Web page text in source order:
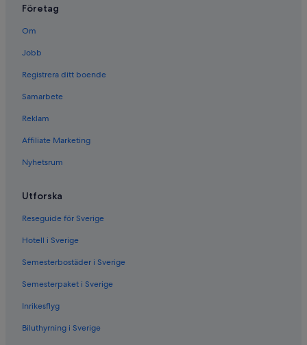
Företag
Om
Jobb
Registrera ditt boende
Samarbete
Reklam
Affiliate Marketing
Nyhetsrum
Utforska
Reseguide för Sverige
Hotell i Sverige
Semesterbostäder i Sverige
Semesterpaket i Sverige
Inrikesflyg
Biluthyrning i Sverige